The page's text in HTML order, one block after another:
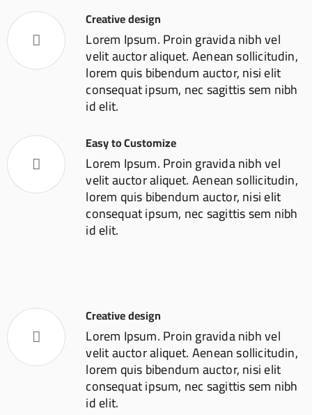
Creative design
Lorem Ipsum. Proin gravida nibh vel
velit auctor aliquet. Aenean sollicitudin,
lorem quis bibendum auctor, nisi elit
consequat ipsum, nec sagittis sem nibh
id elit.
Easy to Customize
Lorem Ipsum. Proin gravida nibh vel
velit auctor aliquet. Aenean sollicitudin,
lorem quis bibendum auctor, nisi elit
consequat ipsum, nec sagittis sem nibh
id elit.
Creative design
Lorem Ipsum. Proin gravida nibh vel
velit auctor aliquet. Aenean sollicitudin,
lorem quis bibendum auctor, nisi elit
consequat ipsum, nec sagittis sem nibh
id elit.